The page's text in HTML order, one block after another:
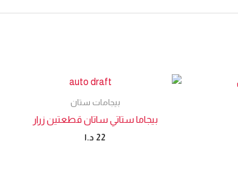
بيجامات ستان
بيجاما ستاتي ساتان قطعتين زرار
22 د.ا